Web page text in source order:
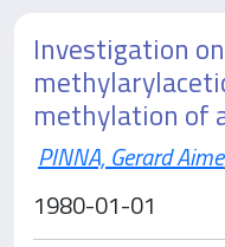
Investigation
methylation of
PINNA, Gerard Aime
1980-01-01